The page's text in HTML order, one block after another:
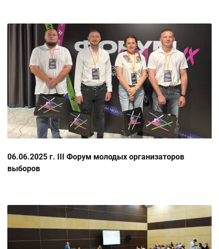
06.06.2025 г. III Форум молодых организаторов
выборов